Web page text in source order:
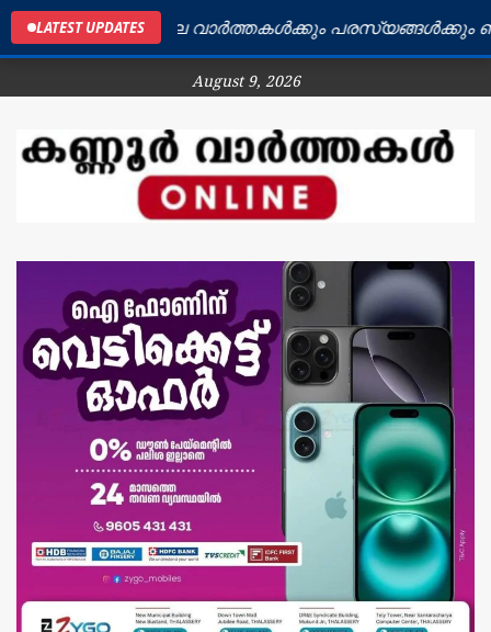
LATEST UPDATES
ജില്ലയിലെ വാർത്തകൾക്കും പരസ്യങ്ങൾക്കും
August 9, 2026